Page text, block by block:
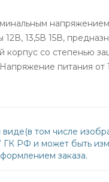
13,5В 15В,
со степенью
питания
том числе
ГК РФ и может быть
заказа.